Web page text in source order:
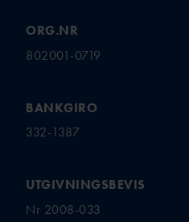
ORG.NR
802001-0719
BANKGIRO
332-1387
UTGIVNINGSBEVIS
Nr 2008-033